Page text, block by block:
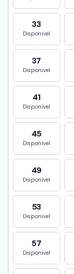
33
Disponivel
37
Disponivel
41
Disponivel
45
Disponivel
49
Disponivel
53
Disponivel
57
Disponivel